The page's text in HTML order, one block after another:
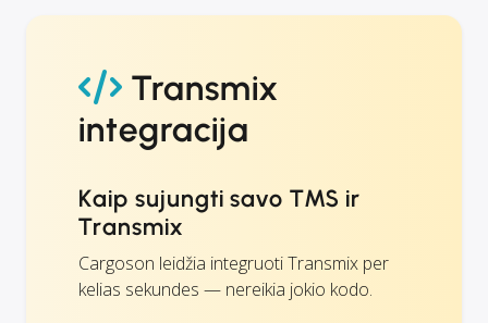
Transmix
integracija
Kaip sujungti savo TMS ir
Transmix
Cargoson leidžia integruoti Transmix per
kelias sekundes — nereikia jokio kodo.